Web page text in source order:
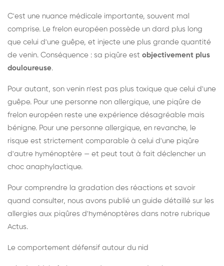
C'est une nuance médicale importante, souvent mal
comprise. Le frelon européen possède un dard plus long
que celui d'une guêpe, et injecte une plus grande quantité
de venin. Conséquence : sa piqûre est objectivement plus
douloureuse.
Pour autant, son venin n'est pas plus toxique que celui d'une
guêpe. Pour une personne non allergique, une piqûre de
frelon européen reste une expérience désagréable mais
bénigne. Pour une personne allergique, en revanche, le
risque est strictement comparable à celui d'une piqûre
d'autre hyménoptère — et peut tout à fait déclencher un
choc anaphylactique.
Pour comprendre la gradation des réactions et savoir
quand consulter, nous avons publié un guide détaillé sur les
allergies aux piqûres d'hyménoptères dans notre rubrique
Actus.
Le comportement défensif autour du nid